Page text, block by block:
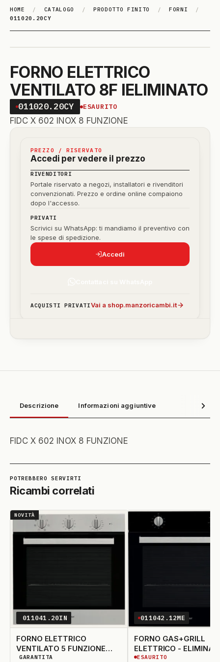
HOME / CATALOGO / PRODOTTO FINITO / FORNI
/
011020.20CY
FORNO ELETTRICO
VENTILATO 8F IELIMINATO
011020.20CY ESAURITO
FIDC X 602 INOX 8 FUNZIONE
PREZZO / RISERVATO
Accedi per vedere il prezzo
RIVENDITORI
Portale riservato a negozi, installatori e rivenditori
convenzionati. Prezzo e ordine online compaiono
dopo l'accesso.
PRIVATI
Scrivici su WhatsApp: ti mandiamo il preventivo con
le spese di spedizione.
Accedi
ACQUISTI PRIVATIVai a shop.manzoricambi.it
Descrizione Informazioni aggiuntive
FIDC X 602 INOX 8 FUNZIONE
Ricambi correlati
NOVITÀ
011041.20IN
FORNO ELETTRICO
VENTILATO 5 FUNZIONE
INOX
DISPONIBILITÀ GARANTITA
GARANTITA
011042.12ME
FORNO GAS+GRILL
ELETTRICO -
ESAURITO
ESAURITO